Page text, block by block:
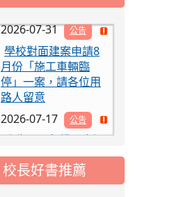
學校對面建案申請8
月份「施工車輛臨
停」一案，請各位用
路人留意
2026-07-17
公告-115年桃園市運
動會國小游泳比賽楊
梅區代表選手 集訓及
比賽通知
2026-08-06
公告
校長好書推薦